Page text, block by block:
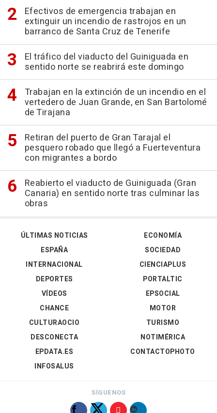
Efectivos de emergencia trabajan en
extinguir un incendio de rastrojos en un
barranco de Santa Cruz de Tenerife
El tráfico del viaducto del Guiniguada en
sentido norte se reabrirá este domingo
Trabajan en la extinción de un incendio en el
vertedero de Juan Grande, en San Bartolomé
de Tirajana
Retiran del puerto de Gran Tarajal el
pesquero robado que llegó a Fuerteventura
con migrantes a bordo
Reabierto el viaducto de Guiniguada (Gran
Canaria) en sentido norte tras culminar las
obras
ÚLTIMAS NOTICIAS
ESPAÑA
INTERNACIONAL
DEPORTES
VÍDEOS
ECONOMÍA
SOCIEDAD
CIENCIAPLUS
PORTALTIC
EPSOCIAL
CHANCE
CULTURAOCIO
DESCONECTA
EPDATA.ES
INFOSALUS
MOTOR
TURISMO
NOTIMÉRICA
CONTACTOPHOTO
SÍGUENOS